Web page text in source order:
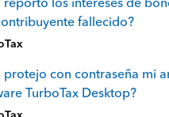
fallecido?
protejo con contraseña mi
TurboTax Desktop?